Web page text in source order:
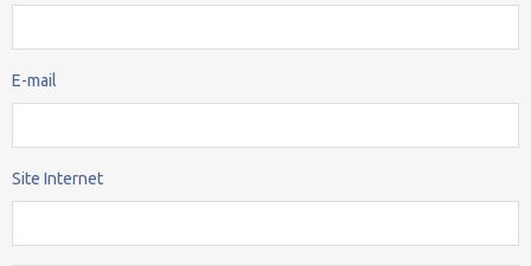
E-mail
Site Internet